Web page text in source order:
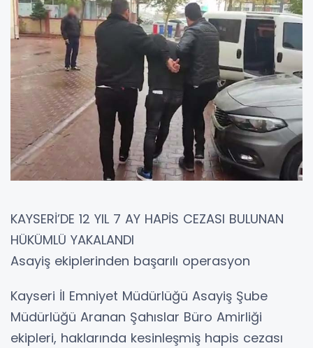
KAYSERİ’DE 12 YIL 7 AY HAPİS CEZASI BULUNAN
HÜKÜMLÜ YAKALANDI
Asayiş ekiplerinden başarılı operasyon
Kayseri İl Emniyet Müdürlüğü Asayiş Şube
Müdürlüğü Aranan Şahıslar Büro Amirliği
ekipleri, haklarında kesinleşmiş hapis cezası